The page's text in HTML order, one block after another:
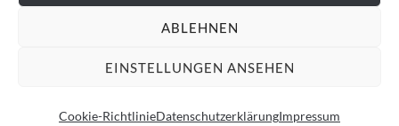
ABLEHNEN
EINSTELLUNGEN ANSEHEN
Cookie-RichtlinieDatenschutzerklärungImpressum